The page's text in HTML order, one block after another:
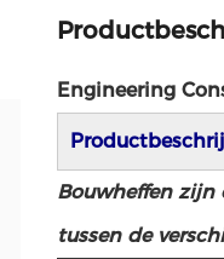
Engineering
Bouwheffen zijn
tussen de